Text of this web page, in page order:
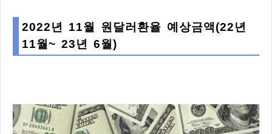
2022년 11월 원달러환율 예상금액(22년
11월~ 23년 6월)